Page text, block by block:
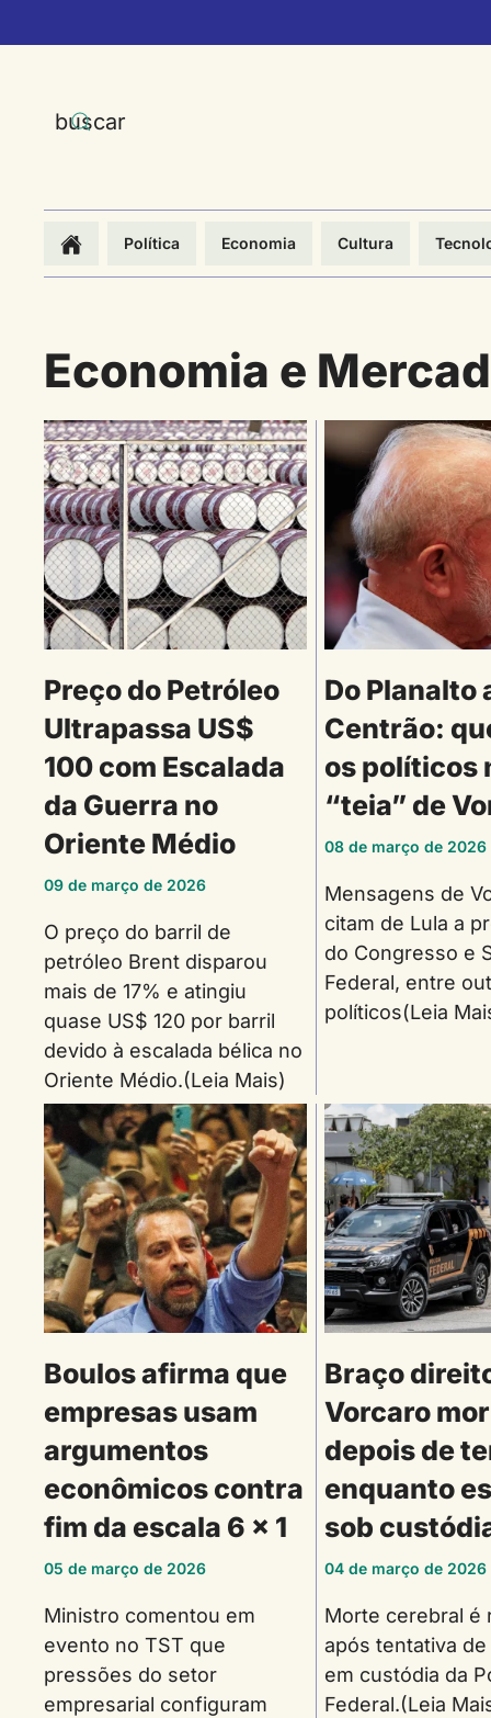
Política Economia Cultura
Economia e
Preço do Petróleo
Ultrapassa US$
100 com Escalada
da Guerra no
Oriente Médio
09 de março de 2026
O preço do barril de
petróleo Brent disparou
mais de 17% e atingiu
quase US$ 120 por barril
devido à escalada bélica no
Oriente Médio.(Leia Mais)
Do Planalto
Centrão:
os políticos
“teia” de
08 de março de 2026
Mensagens de
citam de Lula a
do Congresso e
Federal, entre
políticos(Leia
Boulos afirma que
empresas usam
argumentos
econômicos contra
fim da escala 6 x 1
05 de março de 2026
Ministro comentou em
evento no TST que
pressões do setor
empresarial configuram
Braço
Vorcaro
depois de
enquanto
sob
04 de março de 2026
Morte cerebral é
após tentativa
em custódia da
Federal.(Leia